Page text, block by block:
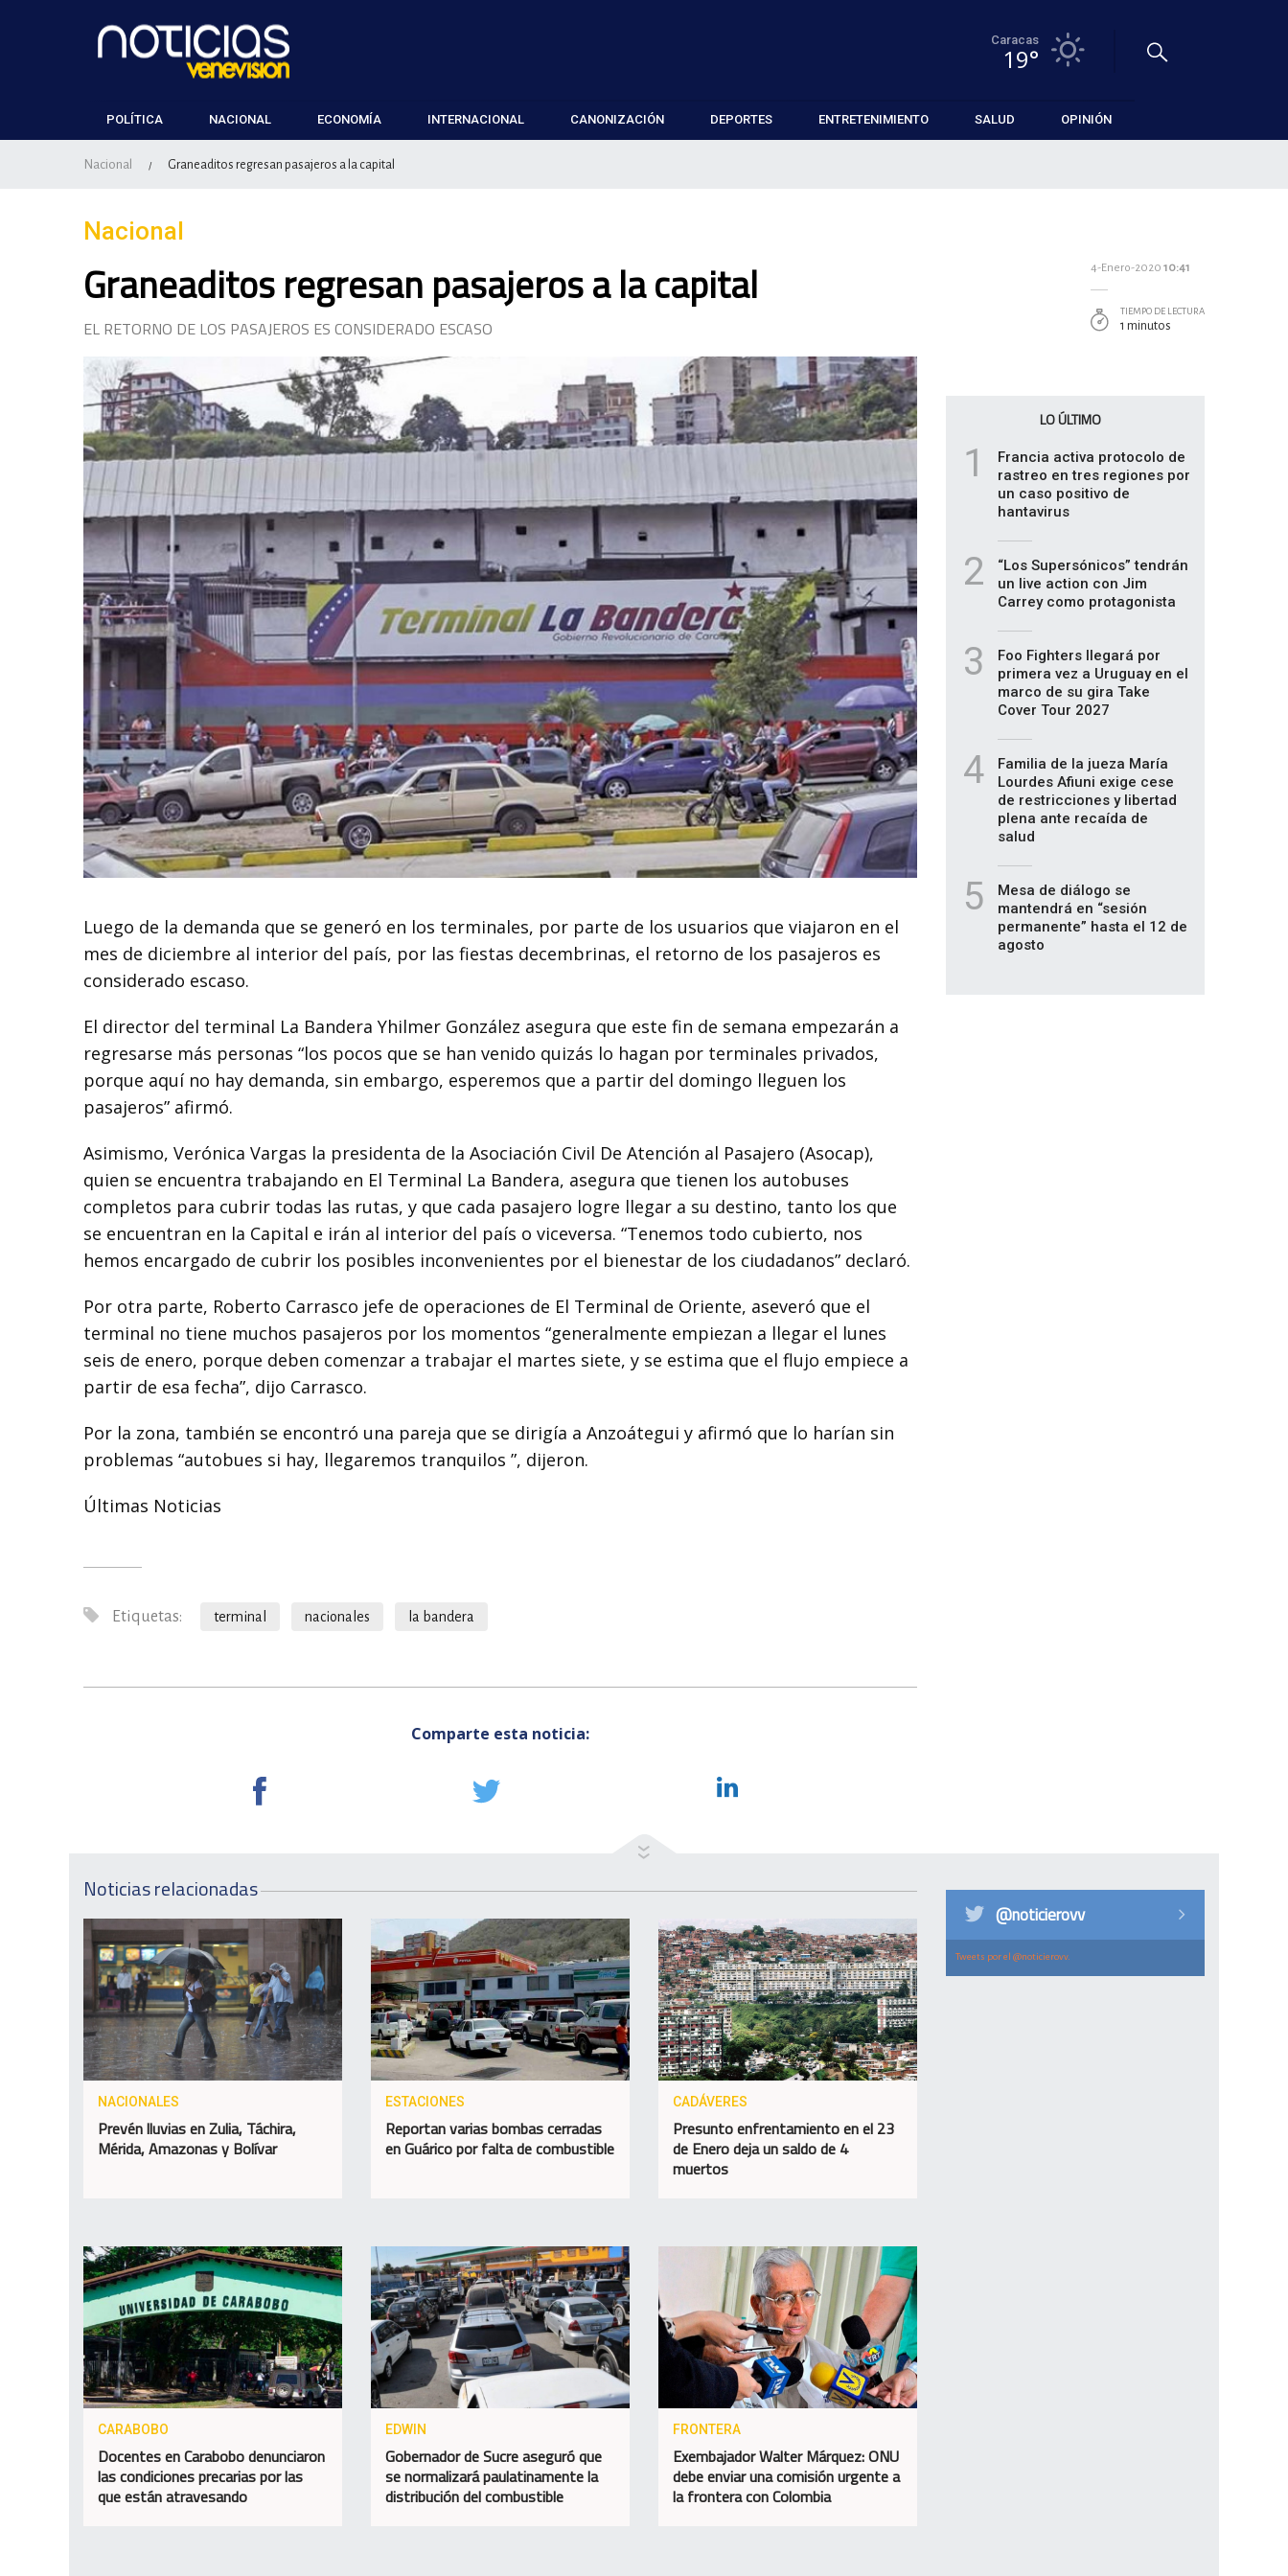
Caracas
19°
POLÍTICA NACIONAL ECONOMÍA INTERNACIONAL CANONIZACIÓN DEPORTES ENTRETENIMIENTO SALUD OPINIÓN
Nacional / Graneaditos regresan pasajeros a la capital
Nacional
Graneaditos regresan pasajeros a la capital
EL RETORNO DE LOS PASAJEROS ES CONSIDERADO ESCASO
Luego de la demanda que se generó en los terminales, por parte de los usuarios que viajaron en el
mes de diciembre al interior del país, por las fiestas decembrinas, el retorno de los pasajeros es
considerado escaso.
El director del terminal La Bandera Yhilmer González asegura que este fin de semana empezarán a
regresarse más personas “los pocos que se han venido quizás lo hagan por terminales privados,
porque aquí no hay demanda, sin embargo, esperemos que a partir del domingo lleguen los
pasajeros” afirmó.
Asimismo, Verónica Vargas la presidenta de la Asociación Civil De Atención al Pasajero (Asocap),
quien se encuentra trabajando en El Terminal La Bandera, asegura que tienen los autobuses
completos para cubrir todas las rutas, y que cada pasajero logre llegar a su destino, tanto los que
se encuentran en la Capital e irán al interior del país o viceversa. “Tenemos todo cubierto, nos
hemos encargado de cubrir los posibles inconvenientes por el bienestar de los ciudadanos” declaró.
Por otra parte, Roberto Carrasco jefe de operaciones de El Terminal de Oriente, aseveró que el
terminal no tiene muchos pasajeros por los momentos “generalmente empiezan a llegar el lunes
seis de enero, porque deben comenzar a trabajar el martes siete, y se estima que el flujo empiece a
partir de esa fecha”, dijo Carrasco.
Por la zona, también se encontró una pareja que se dirigía a Anzoátegui y afirmó que lo harían sin
problemas “autobues si hay, llegaremos tranquilos ”, dijeron.
Últimas Noticias
Etiquetas: terminal nacionales la bandera
Comparte esta noticia:
4-Enero-2020 10:41
TIEMPO DE LECTURA
1 minutos
LO ÚLTIMO
1
Francia activa protocolo de
rastreo en tres regiones por
un caso positivo de
hantavirus
2
“Los Supersónicos” tendrán
un live action con Jim
Carrey como protagonista
3
Foo Fighters llegará por
primera vez a Uruguay en el
marco de su gira Take
Cover Tour 2027
4
Familia de la jueza María
Lourdes Afiuni exige cese
de restricciones y libertad
plena ante recaída de
salud
5
Mesa de diálogo se
mantendrá en “sesión
permanente” hasta el 12 de
agosto
Noticias relacionadas
NACIONALES
Prevén lluvias en Zulia, Táchira,
Mérida, Amazonas y Bolívar
ESTACIONES
Reportan varias bombas cerradas
en Guárico por falta de combustible
CADÁVERES
Presunto enfrentamiento en el 23
de Enero deja un saldo de 4
muertos
CARABOBO
Docentes en Carabobo denunciaron
las condiciones precarias por las
que están atravesando
EDWIN
Gobernador de Sucre aseguró que
se normalizará paulatinamente la
distribución del combustible
FRONTERA
Exembajador Walter Márquez: ONU
debe enviar una comisión urgente a
la frontera con Colombia
@noticierovv
Tweets por el @noticierovv.